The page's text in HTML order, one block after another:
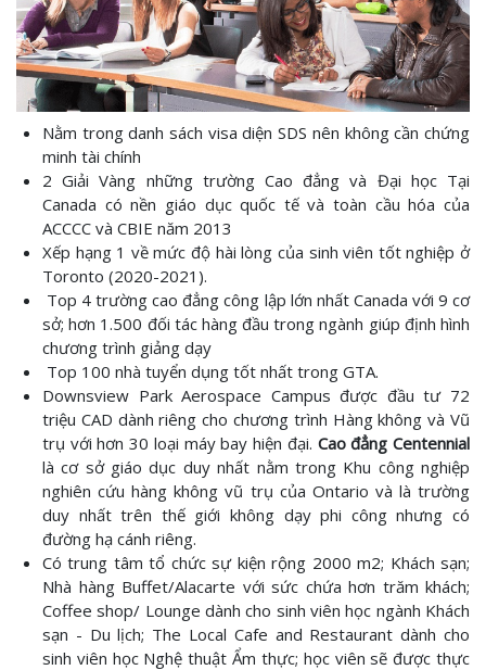
Nằm trong danh sách visa diện SDS nên không cần chứng
minh tài chính
2 Giải Vàng những trường Cao đẳng và Đại học Tại
Canada có nền giáo dục quốc tế và toàn cầu hóa của
ACCCC và CBIE năm 2013
Xếp hạng 1 về mức độ hài lòng của sinh viên tốt nghiệp ở
Toronto (2020-2021).
Top 4 trường cao đẳng công lập lớn nhất Canada với 9 cơ
sở; hơn 1.500 đối tác hàng đầu trong ngành giúp định hình
chương trình giảng dạy
Top 100 nhà tuyển dụng tốt nhất trong GTA.
Downsview Park Aerospace Campus được đầu tư 72
triệu CAD dành riêng cho chương trình Hàng không và Vũ
trụ với hơn 30 loại máy bay hiện đại. Cao đẳng Centennial
là cơ sở giáo dục duy nhất nằm trong Khu công nghiệp
nghiên cứu hàng không vũ trụ của Ontario và là trường
duy nhất trên thế giới không dạy phi công nhưng có
đường hạ cánh riêng.
Có trung tâm tổ chức sự kiện rộng 2000 m2; Khách sạn;
Nhà hàng Buffet/Alacarte với sức chứa hơn trăm khách;
Coffee shop/ Lounge dành cho sinh viên học ngành Khách
sạn - Du lịch; The Local Cafe and Restaurant dành cho
sinh viên học Nghệ thuật Ẩm thực; học viên sẽ được thực